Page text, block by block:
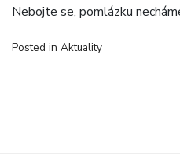
Nebojte se, pomlázku
Posted in Aktuality